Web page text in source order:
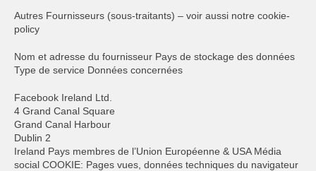
Autres Fournisseurs (sous-traitants) – voir aussi notre cookie-
policy
Nom et adresse du fournisseur Pays de stockage des données
Type de service Données concernées
Facebook Ireland Ltd.
4 Grand Canal Square
Grand Canal Harbour
Dublin 2
Ireland Pays membres de l’Union Européenne & USA Média
social COOKIE: Pages vues, données techniques du navigateur